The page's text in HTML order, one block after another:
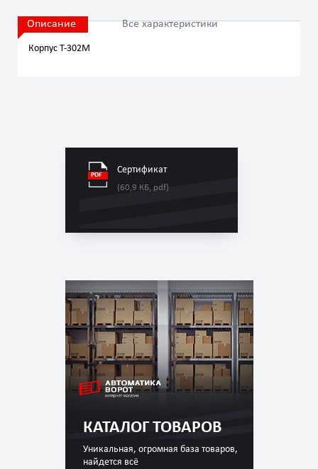
Сертификат
(60,9 КБ, pdf)
КАТАЛОГ ТОВАРОВ
Уникальная, огромная база товаров,
найдется всё
Описание Все характеристики
Корпус T-302M